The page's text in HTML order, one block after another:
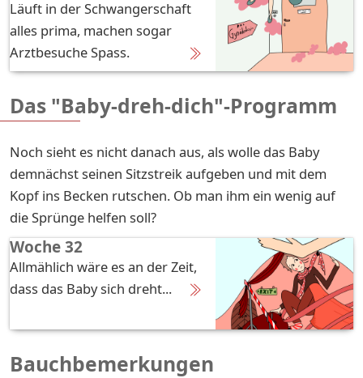
Läuft in der Schwangerschaft
alles prima, machen sogar
Arztbesuche Spass.
Das "Baby-dreh-dich"-Programm
Noch sieht es nicht danach aus, als wolle das Baby
demnächst seinen Sitzstreik aufgeben und mit dem
Kopf ins Becken rutschen. Ob man ihm ein wenig auf
die Sprünge helfen soll?
Woche 32
Allmählich wäre es an der Zeit,
dass das Baby sich dreht...
Bauchbemerkungen